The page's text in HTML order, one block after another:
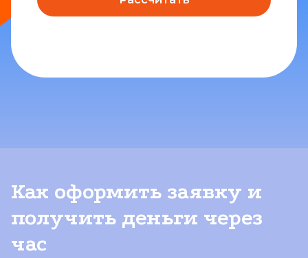
Как оформить заявку и
получить деньги через
час